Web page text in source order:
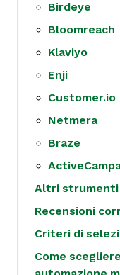
Birdeye
Bloomreach
Klaviyo
Enji
Customer.io
Netmera
Braze
Altri strumenti
Recensioni
Criteri di
Come